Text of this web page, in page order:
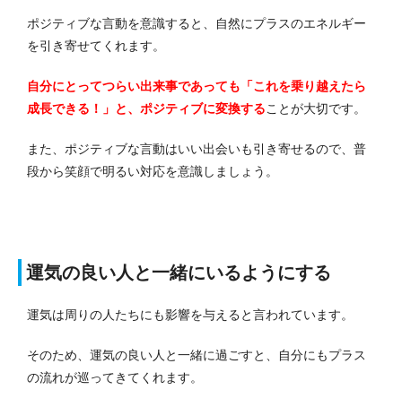
ポジティブな言動を意識すると、自然にプラスのエネルギー
を引き寄せてくれます。
自分にとってつらい出来事であっても「これを乗り越えたら
成長できる！」と、ポジティブに変換することが大切です。
また、ポジティブな言動はいい出会いも引き寄せるので、普
段から笑顔で明るい対応を意識しましょう。
運気の良い人と一緒にいるようにする
運気は周りの人たちにも影響を与えると言われています。
そのため、運気の良い人と一緒に過ごすと、自分にもプラス
の流れが巡ってきてくれます。